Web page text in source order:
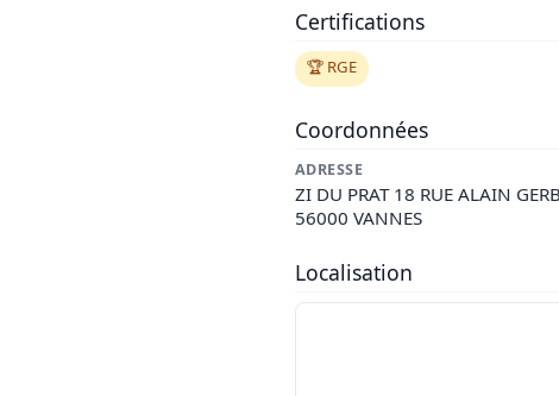
Certifications
🏆 RGE
Coordonnées
ADRESSE
ZI DU PRAT 18 RUE ALAIN
56000 VANNES
Localisation